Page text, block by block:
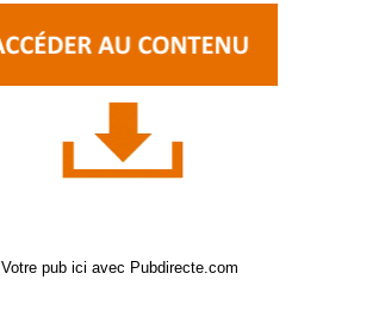
Votre pub ici avec Pubdirecte.com